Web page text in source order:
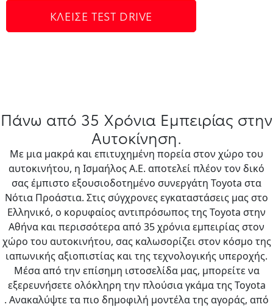
ΚΛΕΊΣΕ ΤEST DRIVE
Πάνω από 35 Χρόνια Εμπειρίας στην
Αυτοκίνηση.
Με μια μακρά και επιτυχημένη πορεία στον χώρο του
αυτοκινήτου, η Ισμαήλος Α.Ε. αποτελεί πλέον τον δικό
σας έμπιστο εξουσιοδοτημένο συνεργάτη Toyota στα
Νότια Προάστια. Στις σύγχρονες εγκαταστάσεις μας στο
Ελληνικό, ο κορυφαίος αντιπρόσωπος της Toyota στην
Αθήνα και περισσότερα από 35 χρόνια εμπειρίας στον
χώρο του αυτοκινήτου, σας καλωσορίζει στον κόσμο της
ιαπωνικής αξιοπιστίας και της τεχνολογικής υπεροχής.
Μέσα από την επίσημη ιστοσελίδα μας, μπορείτε να
εξερευνήσετε ολόκληρη την πλούσια γκάμα της Toyota
. Ανακαλύψτε τα πιο δημοφιλή μοντέλα της αγοράς, από